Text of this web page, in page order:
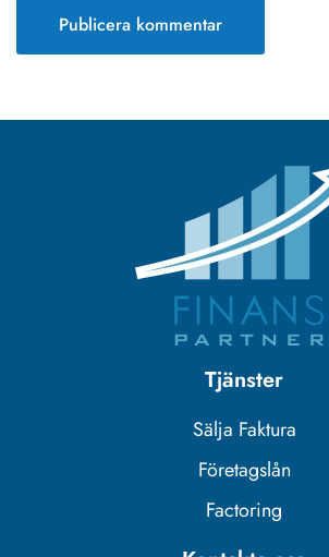
Publicera kommentar
Tjänster
Sälja Faktura
Företagslån
Factoring